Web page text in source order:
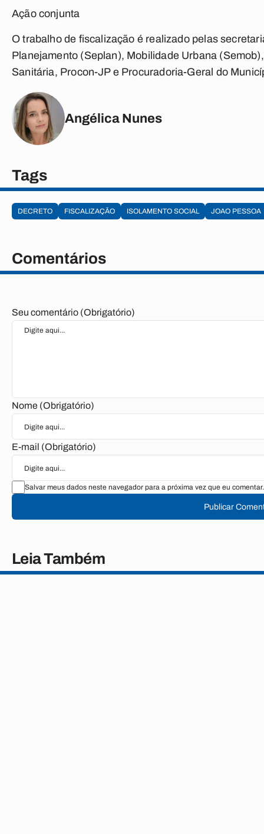
Ação conjunta
O trabalho de fiscalização é realizado pelas
Planejamento (Seplan), Mobilidade Urbana
Sanitária, Procon-JP e Procuradoria-Geral do
Angélica Nunes
Tags
DECRETO FISCALIZAÇÃO ISOLAMENTO SOCIAL JOAO PESSOA
Comentários
Seu comentário (Obrigatório)
Nome (Obrigatório)
E-mail (Obrigatório)
Salvar meus dados neste navegador para a próxima vez que eu comentar.
Publicar
Leia Também